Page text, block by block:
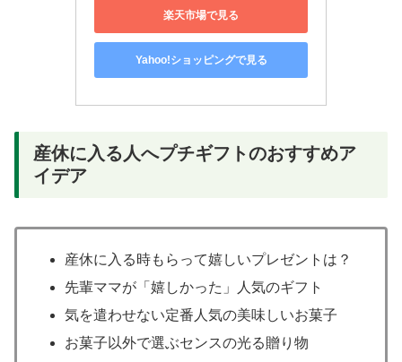
楽天市場で見る
Yahoo!ショッピングで見る
産休に入る人へプチギフトのおすすめア
イデア
産休に入る時もらって嬉しいプレゼントは？
先輩ママが「嬉しかった」人気のギフト
気を遣わせない定番人気の美味しいお菓子
お菓子以外で選ぶセンスの光る贈り物